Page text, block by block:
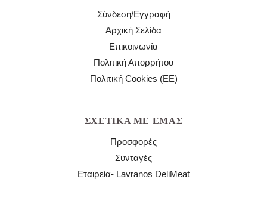
Σύνδεση/Εγγραφή
Αρχική Σελίδα
Επικοινωνία
Πολιτική Απορρήτου
Πολιτική Cookies (ΕΕ)
ΣΧΕΤΙΚΆ ΜΕ ΕΜΆΣ
Προσφορές
Συνταγές
Εταιρεία- Lavranos DeliMeat